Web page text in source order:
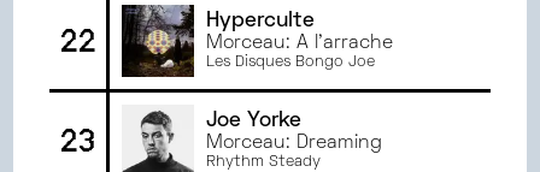
22
Hyperculte
Morceau: A l'arrache
Les Disques Bongo Joe
23
Joe Yorke
Morceau: Dreaming
Rhythm Steady